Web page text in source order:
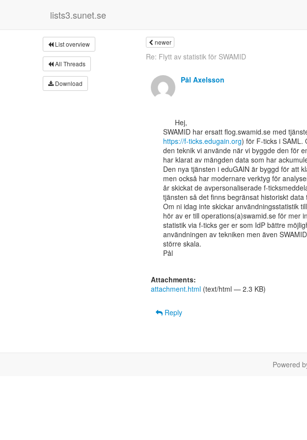
lists3.sunet.se
List overview
All Threads
Download
newer
Re: Flytt av statistik för SWAMID
Pål Axelsson
https://f-ticks.edugain.org) för F-ticks i SAML.
den teknik vi använde när vi byggde den för
har klarat av mängden data som har
Den nya tjänsten i eduGAIN är byggd för att
men också har modernare verktyg för
år skickat de avpersonaliserade f-
tjänsten så det finns begränsat historiskt data
Om ni idag inte skickar användningsstatistik
hör av er till operations(a)swamid.se för mer
statistik via f-ticks ger er som IdP bättre
användningen av tekniken men även
större skala.
Pål
Attachments:
attachment.html (text/html — 2.3 KB)
Reply
Powered